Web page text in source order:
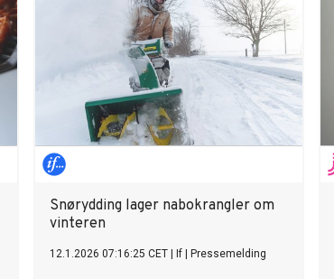
Snørydding lager nabokrangler om
vinteren
12.1.2026 07:16:25 CET If Pressemelding